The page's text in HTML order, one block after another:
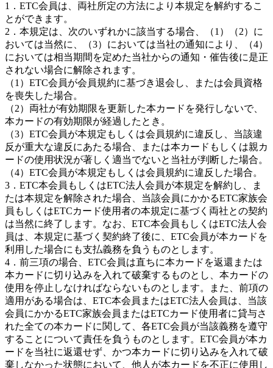
1．ETC会員は、両社所定の方法により本規定を解約するこ
とができます。
2．本規定は、次のいずれかに該当する場合、（1）（2）に
おいては当然に、（3）においては当社の通知により、（4）
においては相当期間を定めた当社からの通知・催告後に是正
されない場合に解除されます。
（1）ETC会員が会員規約に基づき退会し、または会員資格
を喪失した場合。
（2）両社が有効期限を更新した本カードを発行しないで、
本カードの有効期限が経過したとき。
（3）ETC会員が本規定もしくは会員規約に違反し、当該違
反が重大な違反にあたる場合、または本カードもしくは親カ
ードの使用状況が著しく適当でないと当社が判断した場合。
（4）ETC会員が本規定もしくは会員規約に違反した場合。
3．ETC本会員もしくはETC法人会員が本規定を解約し、ま
たは本規定を解除された場合、当該会員にかかるETC家族会
員もしくはETCカード使用者の本規定に基づく両社との契約
は当然に終了します。なお、ETC本会員もしくはETC法人会
員は、本規定に基づく契約終了後に、ETC会員が本カードを
利用した場合にも支払義務を負うものとします。
4．前三項の場合、ETC会員は直ちに本カードを返還または
本カードに切り込みを入れて破棄するものとし、本カードの
使用を停止しなければならないものとします。また、前項の
適用がある場合は、ETC本会員またはETC法人会員は、当該
会員にかかるETC家族会員またはETCカード使用者に貸与さ
れた全ての本カードに関して、各ETC会員が当該義務を遵守
することについて責任を負うものとします。ETC会員が本カ
ードを当社に返還せず、かつ本カードに切り込みを入れて破
棄しなかった状態において、他人が本カードを不正に使用し